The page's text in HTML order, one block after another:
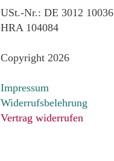
USt.-Nr.: DE 3012 10036
HRA 104084
Copyright 2026
Impressum
Widerrufsbelehrung
Vertrag widerrufen